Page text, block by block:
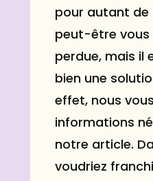
pour autant de
peut-être vous
perdue, mais il
bien une
effet, nous
informations
notre article.
voudriez